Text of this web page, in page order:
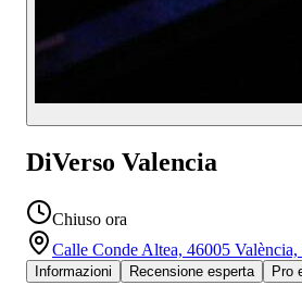
DiVerso Valencia
Chiuso ora
Calle Conde Altea, 46005 València,
Informazioni Recensione esperta Pro